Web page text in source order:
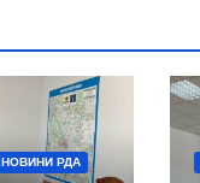
НОВИНИ РДА